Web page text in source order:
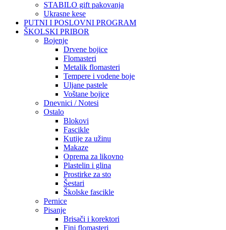
STABILO gift pakovanja
Ukrasne kese
PUTNI I POSLOVNI PROGRAM
ŠKOLSKI PRIBOR
Bojenje
Drvene bojice
Flomasteri
Metalik flomasteri
Tempere i vodene boje
Uljane pastele
Voštane bojice
Dnevnici / Notesi
Ostalo
Blokovi
Fascikle
Kutije za užinu
Makaze
Oprema za likovno
Plastelin i glina
Prostirke za sto
Šestari
Školske fascikle
Pernice
Pisanje
Brisači i korektori
Fini flomasteri